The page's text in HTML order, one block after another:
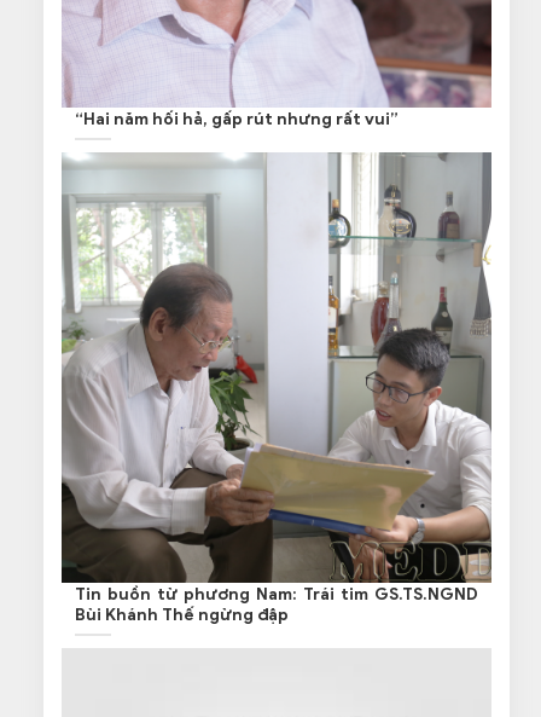
“Hai năm hối hả, gấp rút nhưng rất vui”
Tin buồn từ phương Nam: Trái tim GS.TS.NGND
Bùi Khánh Thế ngừng đập